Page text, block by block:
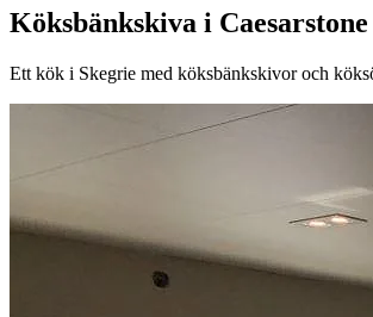
Köksbänkskiva i
Ett kök i Skegrie med köksbänkskivor och